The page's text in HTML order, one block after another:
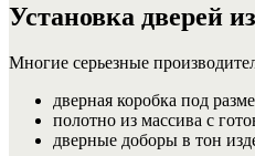
Установка дверей
Многие серьезные
дверная коробка под
полотно из массива с
дверные доборы в тон